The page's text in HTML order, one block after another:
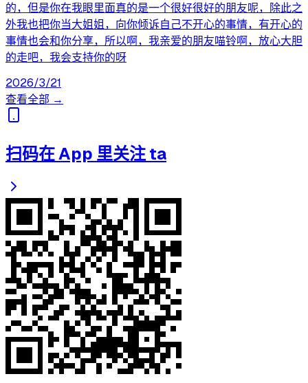
的，但是你在我眼里面真的是一个很好很好的朋友呢，除此之
外我也把你当大姐姐，向你倾诉自己不开心的事情，有开心的
事情也会和你分享，所以啊，我亲爱的朋友喵铃啊，放心大胆
的走吧，我会支持你的呀
2026/3/21
查看全部 →
扫码在 App 里关注 ta